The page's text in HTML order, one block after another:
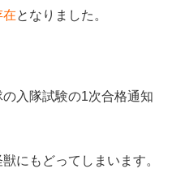
在となりました。
入隊試験の1次合格通知
にもどってしまいます。